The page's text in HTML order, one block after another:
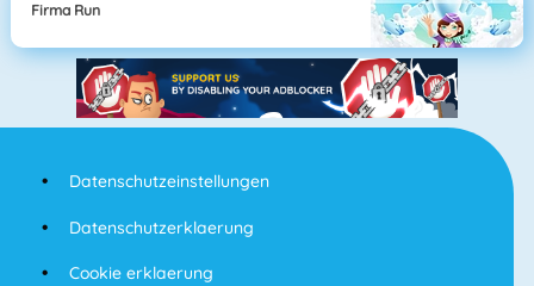
Firma Run
Datenschutzeinstellungen
Datenschutzerklaerung
Cookie erklaerung